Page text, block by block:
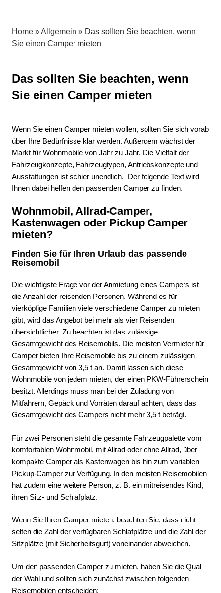
Wohnmobile
und
Art
Home »Allgemein » Das sollten Sie beachten, wenn
Sie einen Camper mieten
Das sollten Sie beachten, wenn
Sie einen Camper mieten
Wenn Sie einen Camper mieten wollen, sollten Sie sich vorab
über Ihre Bedürfnisse klar werden. Außerdem wächst der
Markt für Wohnmobile von Jahr zu Jahr. Die Vielfalt der
Fahrzeugkonzepte, Fahrzeugtypen, Antriebskonzepte und
Ausstattungen ist schier unendlich. Der folgende Text wird
Ihnen dabei helfen den passenden Camper zu finden.
Wohnmobil, Allrad-Camper,
Kastenwagen oder Pickup Camper
mieten?
Finden Sie für Ihren Urlaub das passende
Reisemobil
Die wichtigste Frage vor der Anmietung eines Campers ist
die Anzahl der reisenden Personen. Während es für
vierköpfige Familien viele verschiedene Camper zu mieten
gibt, wird das Angebot bei mehr als vier Reisenden
übersichtlicher. Zu beachten ist das zulässige
Gesamtgewicht des Reisemobils. Die meisten Vermieter für
Camper bieten Ihre Reisemobile bis zu einem zulässigen
Gesamtgewicht von 3,5 t an. Damit lassen sich diese
Wohnmobile von jedem mieten, der einen PKW-Führerschein
besitzt. Allerdings muss man bei der Zuladung von
Mitfahrern, Gepäck und Vorräten darauf achten, dass das
Gesamtgewicht des Campers nicht mehr 3,5 t beträgt.
Für zwei Personen steht die gesamte Fahrzeugpalette vom
komfortablen Wohnmobil, mit Allrad oder ohne Allrad, über
kompakte Camper als Kastenwagen bis hin zum variablen
Pickup-Camper zur Verfügung. In den meisten Reisemobilen
hat zudem eine weitere Person, z. B. ein mitreisendes Kind,
ihren Sitz- und Schlafplatz.
Wenn Sie Ihren Camper mieten, beachten Sie, dass nicht
selten die Zahl der verfügbaren Schlafplätze und die Zahl der
Sitzplätze (mit Sicherheitsgurt) voneinander abweichen.
Um den passenden Camper zu mieten, haben Sie die Qual
der Wahl und sollten sich zunächst zwischen folgenden
Reisemobilen entscheiden: